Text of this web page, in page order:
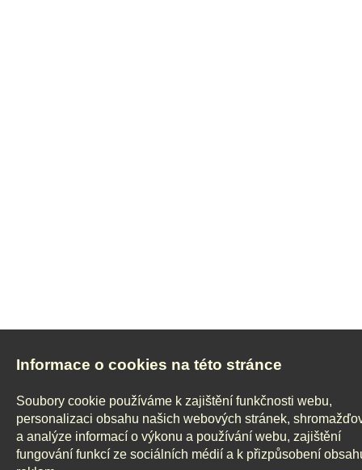
Informace o cookies na této stránce
Soubory cookie používáme k zajištění funkčnosti webu,
personalizaci obsahu našich webových stránek,
a analýze informací o výkonu a používání webu, zajištění
fungování funkcí ze sociálních médií a k přizpůsobení